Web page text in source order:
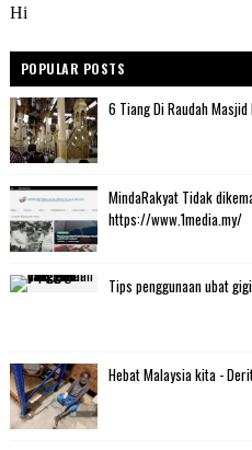
POPULAR POSTS
6 Tiang Di Raudah Masjid
MindaRakyat Tidak
https://www.1media.my/
Tips penggunaan ubat
Hebat Malaysia kita -